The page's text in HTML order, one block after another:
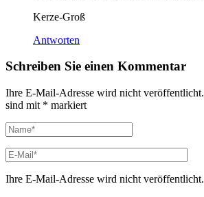
Kerze-Groß
Antworten
Schreiben Sie einen Kommentar
Ihre E-Mail-Adresse wird nicht veröffentlicht.
sind mit * markiert
Ihre E-Mail-Adresse wird nicht veröffentlicht.